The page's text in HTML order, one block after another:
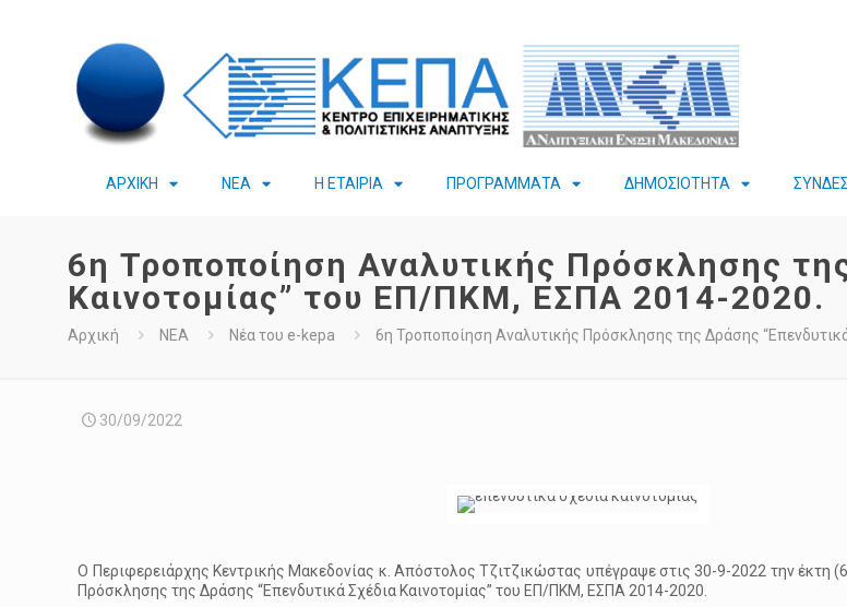
ΑΡΧΙΚΗ ΝΕΑ Η ΕΤΑΙΡΙΑ ΠΡΟΓΡΑΜΜΑΤΑ ΔΗΜΟΣΙΟΤΗΤΑ
6η Τροποποίηση Αναλυτικής Πρόσκλησης
Καινοτομίας” του ΕΠ/ΠΚΜ, ΕΣΠΑ 2014-2020.
Αρχική ΝΕΑ Νέα του e-kepa 6η Τροποποίηση Αναλυτικής Πρόσκλησης της Δράσης
30/09/2022
O Περιφερειάρχης Κεντρικής Μακεδονίας κ. Απόστολος Τζιτζικώστας υπέγραψε στις 30-9-2022 την έκτη
Πρόσκλησης της Δράσης “Επενδυτικά Σχέδια Καινοτομίας” του ΕΠ/ΠΚΜ, ΕΣΠΑ 2014-2020.